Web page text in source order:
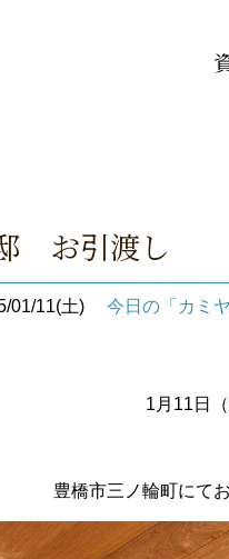
お引渡し
01/11(土) 今日の「カミヤ
1月11日
豊橋市三ノ輪町にて